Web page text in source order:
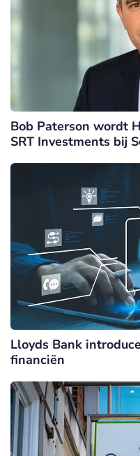
Bob Paterson wordt
SRT Investments bij
Lloyds Bank
financiën